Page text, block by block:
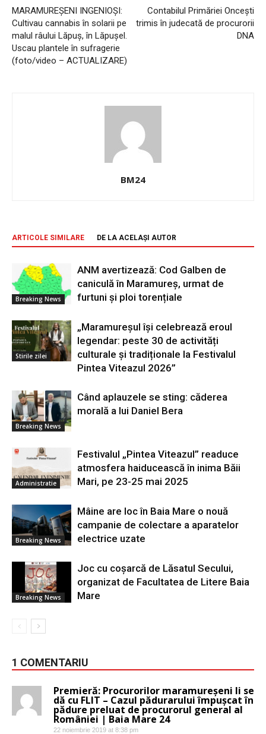
MARAMUREȘENI INGENIOȘI:
Cultivau cannabis în solarii pe
malul râului Lăpuș, în Lăpușel.
Uscau plantele în sufragerie
(foto/video – ACTUALIZARE)
Contabilul Primăriei Oncești
trimis în judecată de procurorii
DNA
BM24
ARTICOLE SIMILARE DE LA ACELAȘI AUTOR
Breaking News
ANM avertizează: Cod Galben de
caniculă în Maramureș, urmat de
furtuni și ploi torențiale
Stirile zilei
„Maramureșul își celebrează eroul
legendar: peste 30 de activități
culturale și tradiționale la Festivalul
Pintea Viteazul 2026”
Breaking News
Când aplauzele se sting: căderea
morală a lui Daniel Bera
Administratie
Festivalul „Pintea Viteazul” readuce
atmosfera haiducească în inima Băii
Mari, pe 23-25 mai 2025
Breaking News
Mâine are loc în Baia Mare o nouă
campanie de colectare a aparatelor
electrice uzate
Breaking News
Joc cu coșarcă de Lăsatul Secului,
organizat de Facultatea de Litere Baia
Mare
1 COMENTARIU
Premieră: Procurorilor maramureșeni li se
dă cu FLIT – Cazul pădurarului împușcat în
pădure preluat de procurorul general al
României | Baia Mare 24
22 noiembrie 2019 at 8:38 pm